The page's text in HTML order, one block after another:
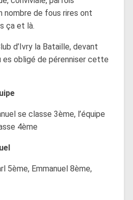
nombre de fous rires ont
ça et là.
d’Ivry la Bataille, devant
obligé de pérenniser cette
se classe 3ème, l’équipe
4ème
5ème, Emmanuel 8ème,